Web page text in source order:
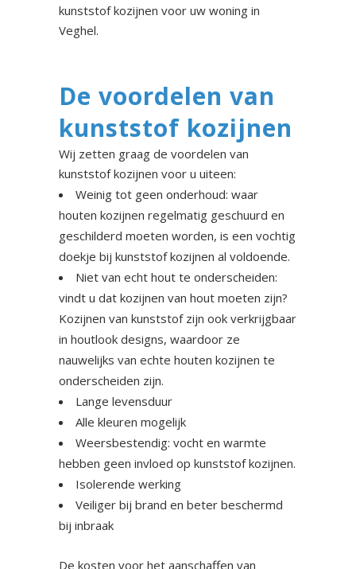
kunststof kozijnen voor uw woning in
Veghel.
De voordelen van
kunststof kozijnen
Wij zetten graag de voordelen van
kunststof kozijnen voor u uiteen:
Weinig tot geen onderhoud: waar
houten kozijnen regelmatig geschuurd en
geschilderd moeten worden, is een vochtig
doekje bij kunststof kozijnen al voldoende.
Niet van echt hout te onderscheiden:
vindt u dat kozijnen van hout moeten zijn?
Kozijnen van kunststof zijn ook verkrijgbaar
in houtlook designs, waardoor ze
nauwelijks van echte houten kozijnen te
onderscheiden zijn.
Lange levensduur
Alle kleuren mogelijk
Weersbestendig: vocht en warmte
hebben geen invloed op kunststof kozijnen.
Isolerende werking
Veiliger bij brand en beter beschermd
bij inbraak
De kosten voor het aanschaffen van